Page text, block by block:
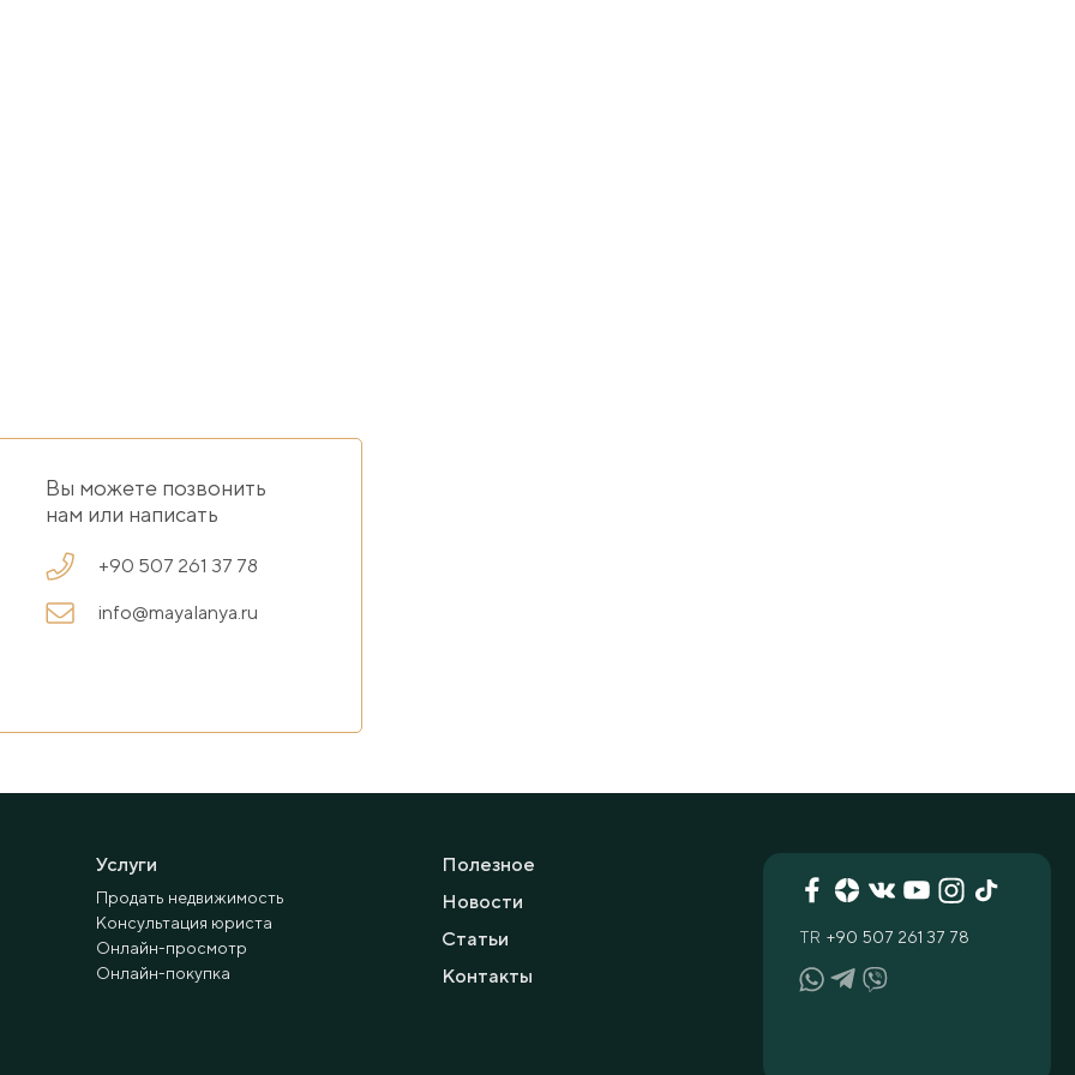
можно сдавать в аренду, она будет пользоваться хорошим
Вы можете позвонить
нам или написать
+90 507 261 37 78
info@mayalanya.ru
Услуги
Продать недвижимость
Консультация юриста
Онлайн-просмотр
Онлайн-покупка
Полезное
Новости
Статьи
Контакты
TR +90 507 261 37 78